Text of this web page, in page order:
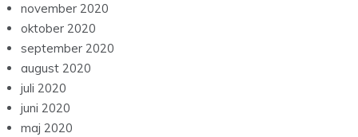
november 2020
oktober 2020
september 2020
august 2020
juli 2020
juni 2020
maj 2020